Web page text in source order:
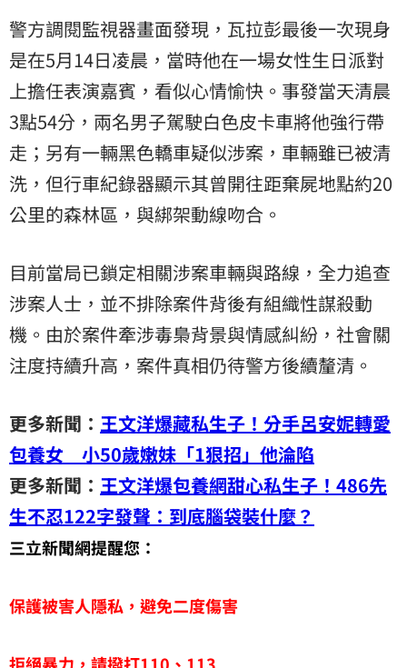
警方調閱監視器畫面發現，瓦拉彭最後一次現身
是在5月14日凌晨，當時他在一場女性生日派對
上擔任表演嘉賓，看似心情愉快。事發當天清晨
3點54分，兩名男子駕駛白色皮卡車將他強行帶
走；另有一輛黑色轎車疑似涉案，車輛雖已被清
洗，但行車紀錄器顯示其曾開往距棄屍地點約20
公里的森林區，與綁架動線吻合。
目前當局已鎖定相關涉案車輛與路線，全力追查
涉案人士，並不排除案件背後有組織性謀殺動
機。由於案件牽涉毒梟背景與情感糾紛，社會關
注度持續升高，案件真相仍待警方後續釐清。
更多新聞： 王文洋爆藏私生子！分手呂安妮轉愛
包養女 小50歲嫩妹「1狠招」他淪陷
更多新聞： 王文洋爆包養網甜心私生子！486先
生不忍122字發聲：到底腦袋裝什麼？
三立新聞網提醒您：
保護被害人隱私，避免二度傷害